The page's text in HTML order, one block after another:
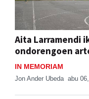
Aita Larramendi
ondorengoen
IN MEMORIAM
Jon Ander Ubeda abu